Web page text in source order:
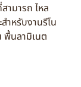
ามารถ ไหล
ำหรับงานรีโน
พื้นลามิเนต